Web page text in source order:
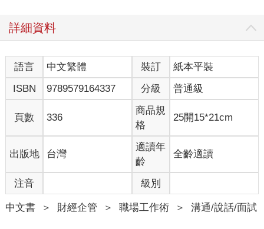
的意思修改。果然，A老闆接受了他的設計圖樣。
自從這筆生意成交後，A老闆又陸續訂了10張圖樣，威廉就這樣
賺了一筆金額不小的佣金。
之後，當威廉說起自己的這段經歷時，感慨的說：「後來，我終
於知道自己過去失敗的原因了。因為我總是給客戶我認為他需要
的圖樣，卻從未考慮過客戶的真實想法。現在，我讓客戶提出他
的意見，讓他認為那些圖樣是他自己設計的。就算我不要求他
買，他也會主動買的。」
讓別人去做他們不想做的事情往往很難，如果你想影響別人，讓
別人贊同你，就請遵循這條原則：讓對方相信那是他們自己的想
法。為此，你一定要有耐心，只要你慢慢做，你的想法就會很自
然的出現在對方的頭腦中。
你對自己觀點的表達，遠沒有別人替你說出來更有效。假如你想
得到別人的贊同，就要引導別人跟你擁有相同的觀點，而不是硬
詳細資料
語言 中文繁體 裝訂
紙本平裝
ISBN
9789579164337 分級 普通級
頁數 336
商品規
格
25開15*21cm
出版地 台灣
適讀年
齡
全齡適讀
注音 級別
中文書 ＞ 財經企管 ＞ 職場工作術 ＞ 溝通/說話/面試